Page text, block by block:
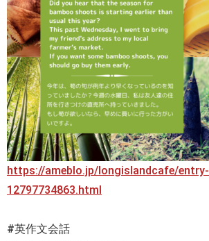
https://ameblo.jp/longislandcafe/entry-
12797734863.html
#英作文会話